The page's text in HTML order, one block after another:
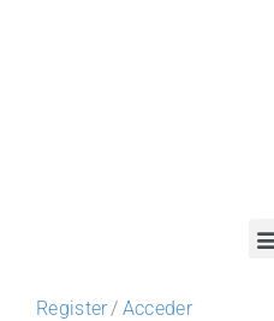
Register/ Acceder